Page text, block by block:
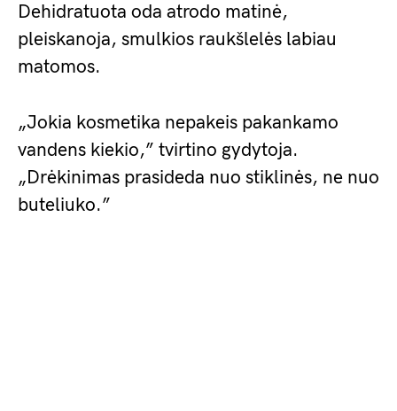
Dehidratuota oda atrodo matinė,
pleiskanoja, smulkios raukšlelės labiau
matomos.
„Jokia kosmetika nepakeis pakankamo
vandens kiekio,” tvirtino gydytoja.
„Drėkinimas prasideda nuo stiklinės, ne nuo
buteliuko.”